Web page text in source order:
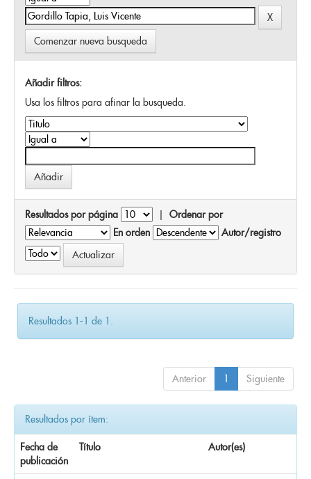
Comenzar nueva busqueda
Añadir filtros:
Usa los filtros para afinar la busqueda.
Resultados por página | Ordenar por
En orden
Autor/registro
Resultados 1-1 de 1.
Anterior 1 Siguiente
Resultados por ítem:
Fecha de
publicación
Título Autor(es)